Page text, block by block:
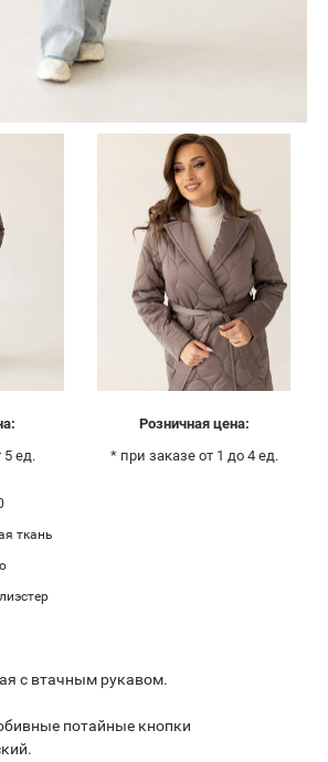
5 ед.
Розничная цена:
* при заказе от 1 до 4 ед.
ткань
с втачным рукавом.
потайные кнопки